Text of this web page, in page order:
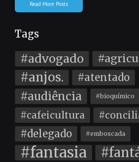
Read More Posts
Tags
#advogado
#anjos. #atentado
#audiência #bioquímico
#cafeicultura
#delegado #emboscada
#fantasia